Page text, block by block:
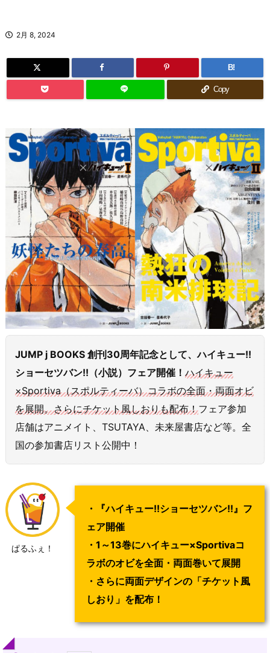
2月 8, 2024
B!
Copy
JUMP j BOOKS 創刊30周年記念として、ハイキュー!!
ショーセツバン!!（小説）フェア開催！ ハイキュー
×Sportiva（スポルティーバ）コラボの全面・両面オビ
を展開。さらにチケット風しおりも配布！フェア参加
店舗はアニメイト、TSUTAYA、未来屋書店など等。全
国の参加書店リスト公開中！
ぱるふぇ！
・『ハイキュー!!ショーセツバン!!』フ
ェア開催
・1～13巻にハイキュー×Sportivaコ
ラボのオビを全面・両面巻いて展開
・さらに両面デザインの「チケット風
しおり」を配布！